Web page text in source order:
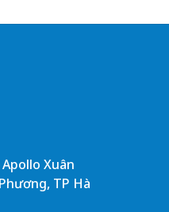
Xuân
TP Hà